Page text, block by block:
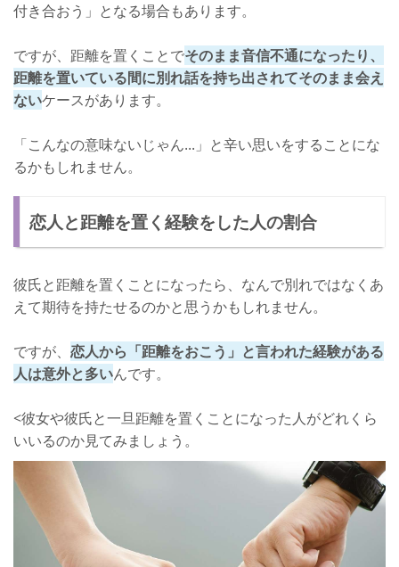
付き合おう」となる場合もあります。
ですが、距離を置くことでそのまま音信不通になったり、
距離を置いている間に別れ話を持ち出されてそのまま会え
ないケースがあります。
「こんなの意味ないじゃん...」と辛い思いをすることにな
るかもしれません。
恋人と距離を置く経験をした人の割合
彼氏と距離を置くことになったら、なんで別れではなくあ
えて期待を持たせるのかと思うかもしれません。
ですが、 恋人から「距離をおこう」と言われた経験がある
人は意外と多いんです。
<彼女や彼氏と一旦距離を置くことになった人がどれくら
いいるのか見てみましょう。